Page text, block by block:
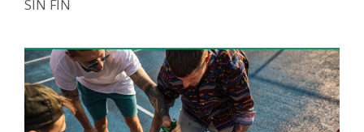
SIN FIN